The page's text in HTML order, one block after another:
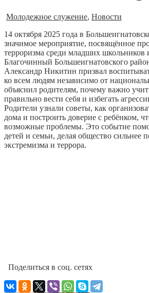
Молодежное служение, Новости
14 октября 2025 года в
значимое мероприятие, посвящённое
терроризма среди младших школьников
Благочинный Большеигнатовского
Александр Никитин призвал
ко всем людям независимо от
объяснил родителям, почему важно
правильно вести себя и избегать
Родители узнали советы, как
дома и построить доверие с ребёнком,
возможные проблемы. Это событие
детей и семьи, делая общество сильнее
экстремизма и террора.
Поделиться в соц. сетях